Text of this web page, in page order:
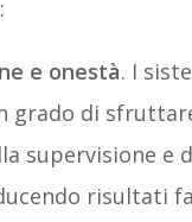
e onestà. I
grado di
supervisione e
risultati